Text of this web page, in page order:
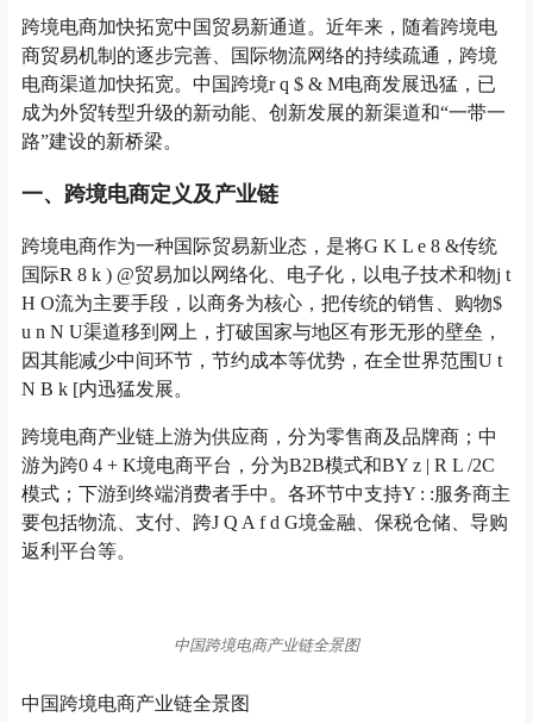
跨境电商加快拓宽中国贸易新通道。近年来，随着跨境电
商贸易机制的逐步完善、国际物流网络的持续疏通，跨境
电商渠道加快拓宽。中国跨境r q $ & M电商发展迅猛，已
成为外贸转型升级的新动能、创新发展的新渠道和“一带一
路”建设的新桥梁。
一、跨境电商定义及产业链
跨境电商作为一种国际贸易新业态，是将G K L e 8 &传统
国际R 8 k ) @贸易加以网络化、电子化，以电子技术和物j t
H O流为主要手段，以商务为核心，把传统的销售、购物$
u n N U渠道移到网上，打破国家与地区有形无形的壁垒，
因其能减少中间环节，节约成本等优势，在全世界范围U t
N B k [内迅猛发展。
跨境电商产业链上游为供应商，分为零售商及品牌商；中
游为跨0 4 + K境电商平台，分为B2B模式和BY z | R L /2C
模式；下游到终端消费者手中。各环节中支持Y : :服务商主
要包括物流、支付、跨J Q A f d G境金融、保税仓储、导购
返利平台等。
中国跨境电商产业链全景图
中国跨境电商产业链全景图